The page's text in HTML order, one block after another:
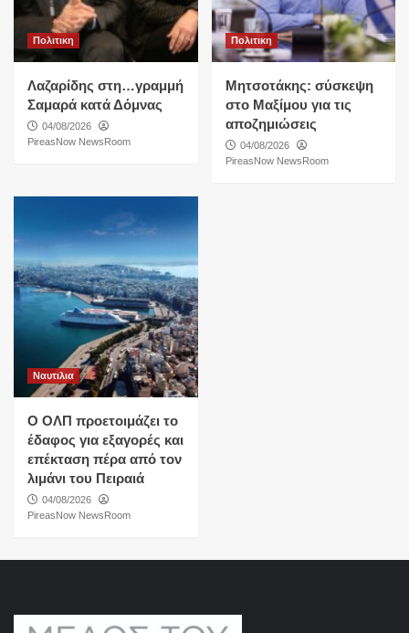
Πολιτικη
Λαζαρίδης στη…γραμμή
Σαμαρά κατά Δόμνας
04/08/2026
PireasNow NewsRoom
Πολιτικη
Μητσοτάκης: σύσκεψη
στο Μαξίμου για τις
αποζημιώσεις
04/08/2026
PireasNow NewsRoom
Ναυτιλια
O ΟΛΠ προετοιμάζει το
έδαφος για εξαγορές και
επέκταση πέρα από τον
λιμάνι του Πειραιά
04/08/2026
PireasNow NewsRoom